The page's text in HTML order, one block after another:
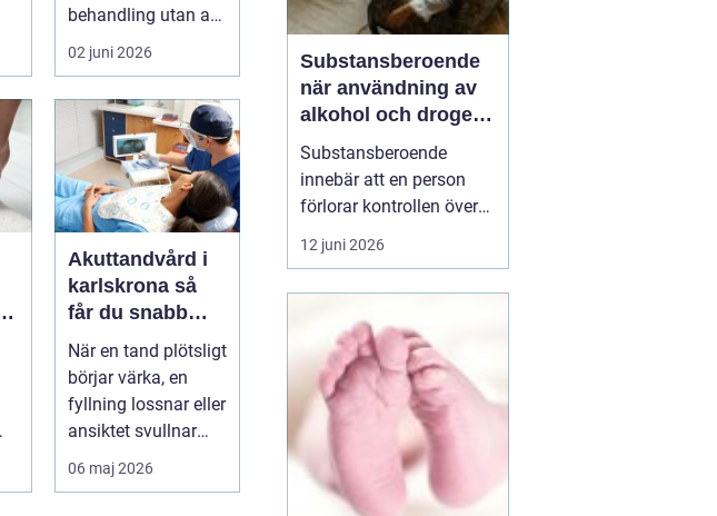
behandling utan att
personen behöver
lämna sitt hem, sitt
...
02 juni 2026
Akuttandvård i
karlskrona så
får du snabb
hjälp när tanden
krisar
När en tand plötsligt
börjar värka, en
fyllning lossnar eller
ansiktet svullnar
upp vill man ha
06 maj 2026
Substansberoende
när användning av
alkohol och droger
tar över vardagen
Substansberoende
innebär att en person
förlorar kontrollen över
sin konsumtion av
alkohol, läkemedel eller
användning och
återhämtning. Relationer,
arbete, hälsa och
självkänsla påverkas
steg för steg, ofta...
12 juni 2026